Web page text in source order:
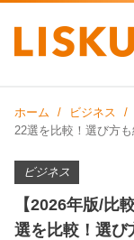
ホーム ビジネス
22選を比較！選び方も
ビジネス
【2026年版/比
選を比較！選び